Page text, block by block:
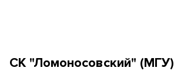
СК "Ломоносовский" (МГУ)
СК "Ломоносовский" (МГУ)